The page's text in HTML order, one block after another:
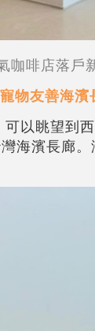
咖啡店落戶
物友善海濱
以眺望到
海濱長廊